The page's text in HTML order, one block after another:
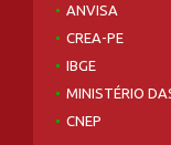
ANVISA
CREA-PE
IBGE
MINISTÉRIO
CNEP